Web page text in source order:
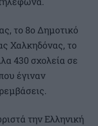
το 8ο Δημοτικό
Χαλκηδόνας, το
430 σχολεία σε
έγιναν
την Ελληνική